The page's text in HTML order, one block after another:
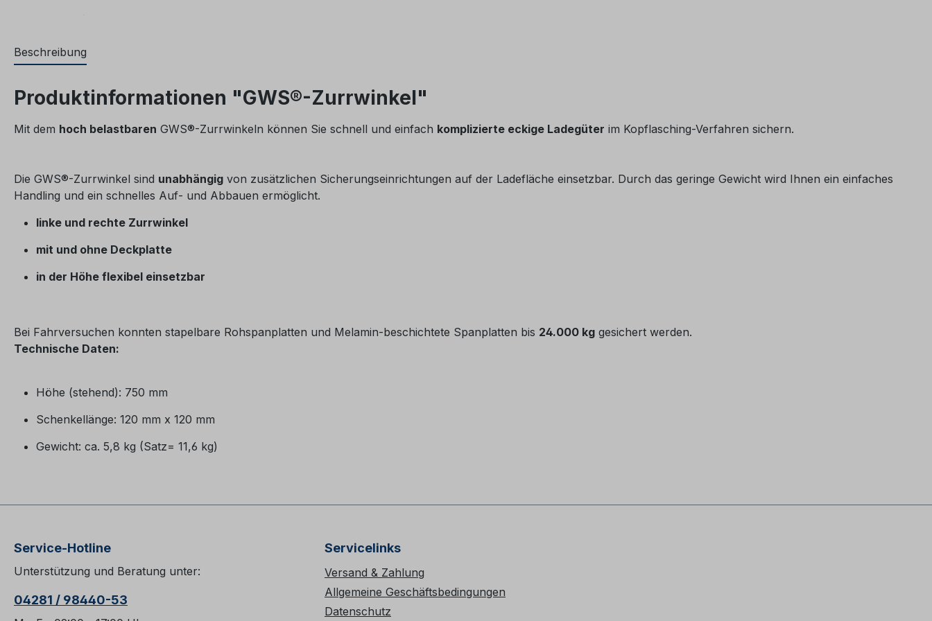
Beschreibung
Produktinformationen "GWS®-Zurrwinkel"
Mit dem hoch belastbaren GWS®-Zurrwinkeln können Sie schnell und einfach komplizierte eckige Ladegüter im Kopflasching-Verfahren sichern.
Die GWS®-Zurrwinkel sind unabhängig von zusätzlichen Sicherungseinrichtungen auf der Ladefläche einsetzbar. Durch das geringe Gewicht wird Ihnen ein einfaches
Handling und ein schnelles Auf- und Abbauen ermöglicht.
linke und rechte Zurrwinkel
mit und ohne Deckplatte
in der Höhe flexibel einsetzbar
Bei Fahrversuchen konnten stapelbare Rohspanplatten und Melamin-beschichtete Spanplatten bis 24.000 kg gesichert werden.
Technische Daten:
Höhe (stehend): 750 mm
Schenkellänge: 120 mm x 120 mm
Gewicht: ca. 5,8 kg (Satz= 11,6 kg)
Service-Hotline
Unterstützung und Beratung unter:
04281 / 98440-53
Servicelinks
Versand & Zahlung
Allgemeine Geschäftsbedingungen
Datenschutz